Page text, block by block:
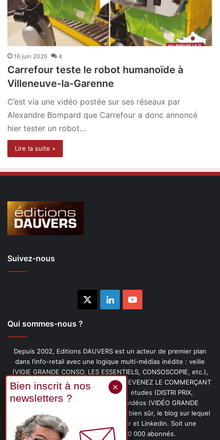
16 juin 2026 4
Carrefour teste le robot humanoïde à
Villeneuve-la-Garenne
C’est via une vidéo postée sur ses réseaux par
Alexandre Bompard que Carrefour a donc annoncé
hier tester un robot…
Lire la suite »
Suivez-nous
LinkedinYouTube
Qui sommes-nous ?
Depuis 2002, Editions DAUVERS est un acteur de premier plan
dans l’info-retail avec une logique multi-médias inédite : veille
(VIGIE GRANDE CONSO, LES ESSENTIELS, CONSOSCOPIE, etc.),
livres (PENSER-CLIENT, IMAGE-PRIX, DEVENEZ LE COMMERÇANT
PRÉFÉRÉ DE VOS CLIENTS, etc.), études (DISTRI PRIX,
PROMOFLASH, DRIVE INSIGHTS), vidéos (VIDÉO GRANDE
CONSO), podcasts (CAFÉ CONSO) et, bien sûr, le blog sur lequel
vous êtes, ainsi que les fils Twitter et Linkedin. Soit une
communauté de plus de 150 000 abonnés.